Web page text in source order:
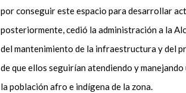
por conseguir este espacio para desarrollar
posteriormente, cedió la administración a la
del mantenimiento de la infraestructura y del
de que ellos seguirían atendiendo y
la población afro e indígena de la zona.